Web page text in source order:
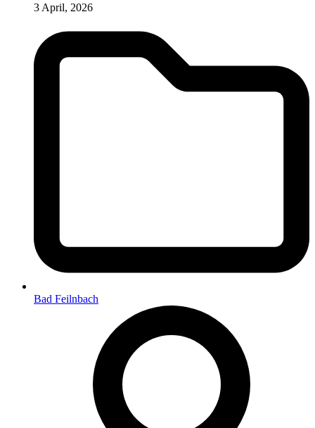
3 April, 2026
Bad Feilnbach